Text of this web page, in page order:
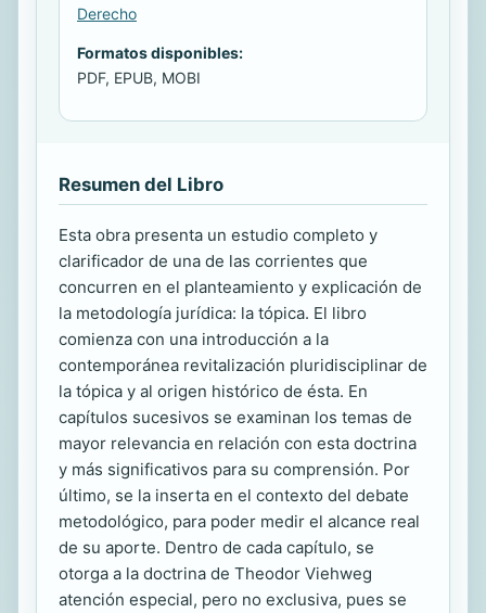
Derecho
Formatos disponibles:
PDF, EPUB, MOBI
Resumen del Libro
Esta obra presenta un estudio completo y
clarificador de una de las corrientes que
concurren en el planteamiento y explicación de
la metodología jurídica: la tópica. El libro
comienza con una introducción a la
contemporánea revitalización pluridisciplinar de
la tópica y al origen histórico de ésta. En
capítulos sucesivos se examinan los temas de
mayor relevancia en relación con esta doctrina
y más significativos para su comprensión. Por
último, se la inserta en el contexto del debate
metodológico, para poder medir el alcance real
de su aporte. Dentro de cada capítulo, se
otorga a la doctrina de Theodor Viehweg
atención especial, pero no exclusiva, pues se